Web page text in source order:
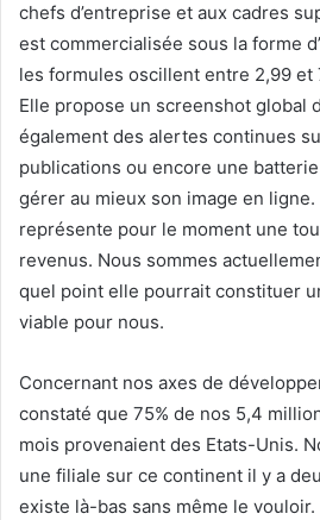
chefs d’entreprise et aux cadres
est commercialisée sous la forme
les formules oscillent entre 2,99 et
Elle propose un screenshot global
également des alertes continues
publications ou encore une
gérer au mieux son image en
représente pour le moment une
revenus. Nous sommes
quel point elle pourrait constituer
viable pour nous.
Concernant nos axes de
constaté que 75% de nos 5,4
mois provenaient des Etats-Unis.
une filiale sur ce continent il y a
existe là-bas sans même le vouloir.